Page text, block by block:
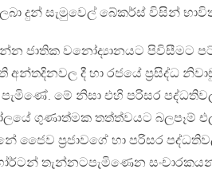
දුන් සැමුවෙල් බේකර්ස් විසින්
ජාතික වනෝද්‍යානයට පිවිසීමට
දී හා රජයේ ප‍්‍රසිද්ධ
මේ නිසා එහි පරිසර
ගුණාත්මක තත්ත්වයට බලපෑම්
ජෛව ප‍්‍රජාවගේ හා පරිසර
තැන්නටපැමිණෙන සංචාරකයන්